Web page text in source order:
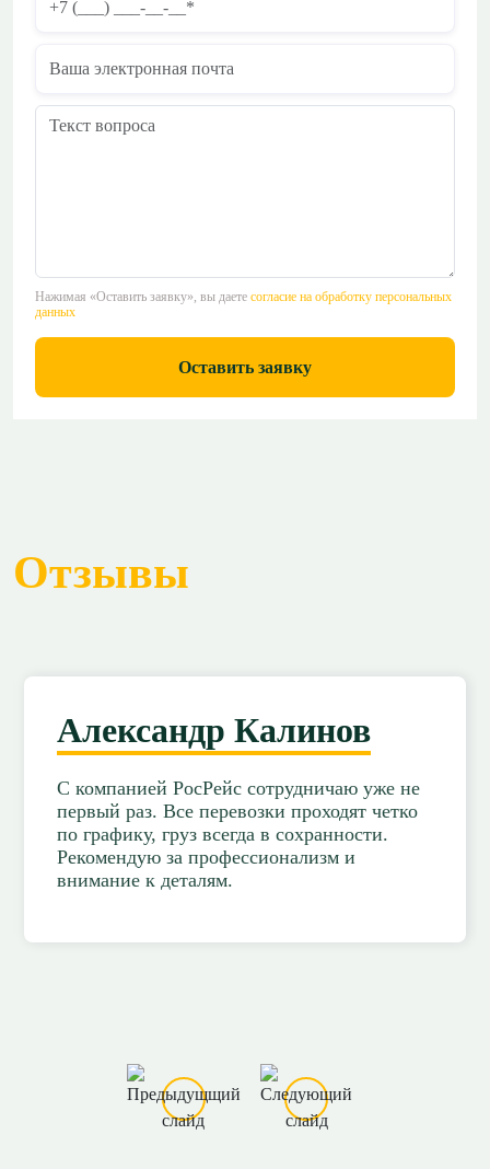
Нажимая «Оставить заявку», вы даете согласие на обработку персональных
данных
Оставить заявку
Отзывы
Александр Калинов
С компанией РосРейс сотрудничаю уже не
первый раз. Все перевозки проходят четко
по графику, груз всегда в сохранности.
Рекомендую за профессионализм и
внимание к деталям.